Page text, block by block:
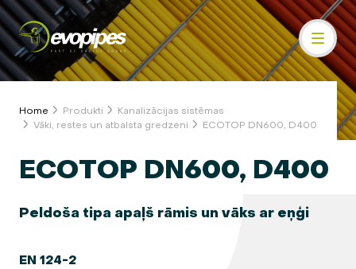
Home Produkti
Kanalizācijas sistēmas
Vāki, restes un atbalsta gredzeni
ECOTOP DN600, D400
ECOTOP DN600, D400
Peldoša tipa apaļš rāmis un vāks ar eņģi
EN 124-2